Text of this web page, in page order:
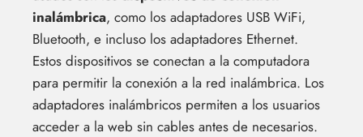
inalámbrica, como los adaptadores USB WiFi,
Bluetooth, e incluso los adaptadores Ethernet.
Estos dispositivos se conectan a la computadora
para permitir la conexión a la red inalámbrica. Los
adaptadores inalámbricos permiten a los usuarios
acceder a la web sin cables antes de necesarios.